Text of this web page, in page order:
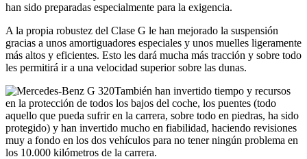
han sido preparadas especialmente para la exigencia.
A la propia robustez del Clase G le han mejorado la suspensión
gracias a unos amortiguadores especiales y unos muelles ligeramente
más altos y eficientes. Esto les dará mucha más tracción y sobre todo
les permitirá ir a una velocidad superior sobre las dunas.
También han invertido tiempo y recursos
en la protección de todos los bajos del coche, los puentes (todo
aquello que pueda sufrir en la carrera, sobre todo en piedras, ha sido
protegido) y han invertido mucho en fiabilidad, haciendo revisiones
muy a fondo en los dos vehículos para no tener ningún problema en
los 10.000 kilómetros de la carrera.